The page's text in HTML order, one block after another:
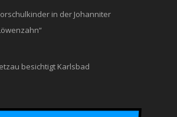
in der Johanniter
besichtigt Karlsbad